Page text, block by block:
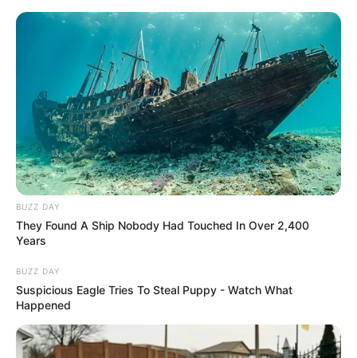
Neuropathy Has Been Linked To A Common Habit.
Do You Do It?
NERVE FLOW
BUZZ DAY
They Found A Ship Nobody Had Touched In Over 2,400
Years
BUZZ DAY
Suspicious Eagle Tries To Steal Puppy - Watch What
Happened